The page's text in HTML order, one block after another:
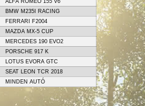
ALFA ROMEO 155 V6
BMW M235I RACING
FERRARI F2004
MAZDA MX-5 CUP
MERCEDES 190 EVO2
PORSCHE 917 K
LOTUS EVORA GTC
SEAT LEON TCR 2018
MINDEN AUTÓ